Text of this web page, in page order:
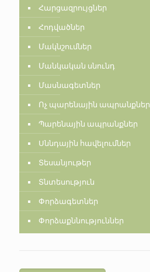
Հարցազրույցներ
Հոդվածներ
Մակնշումներ
Մանկական սնունդ
Մասնագետներ
Ոչ պարենային ապրանքներ
Պարենային ապրանքներ
Սննդային հավելումներ
Տեսանյութեր
Տնտեսություն
Փորձագետներ
Փորձաքննություններ